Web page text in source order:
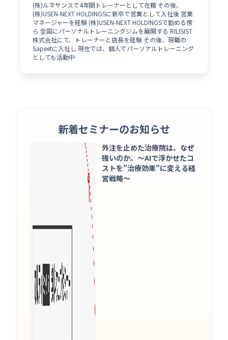
(株)ルネサンスで4年間トレーナーとして在籍 その後、
(株)USEN-NEXT HOLDINGSに新卒で営業として入社後 営業
マネージャーを経験 (株)USEN-NEXT HOLDINGSで勤める傍
ら 全国にパーソナルトレーニングジムを展開する RILISIST
株式会社にて、トレーナーと店長を経験 その後、現職の
Sapeetに入社し 現在では、個人でパーソナルトレーニング
としても活動中
新着セミナーのお知らせ
外注を止めた治療院は、なぜ
強いのか。〜AIで浮かせたコ
ストを"治療効果"に変える経
営戦略〜